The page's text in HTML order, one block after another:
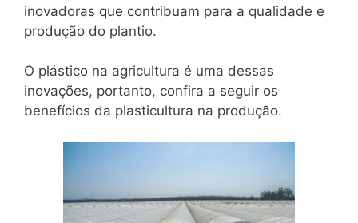
inovadoras que contribuam para a qualidade e
produção do plantio.
O plástico na agricultura é uma dessas
inovações, portanto, confira a seguir os
benefícios da plasticultura na produção.